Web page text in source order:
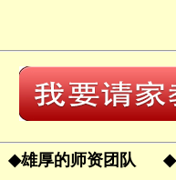
◆雄厚的师资团队 ◆